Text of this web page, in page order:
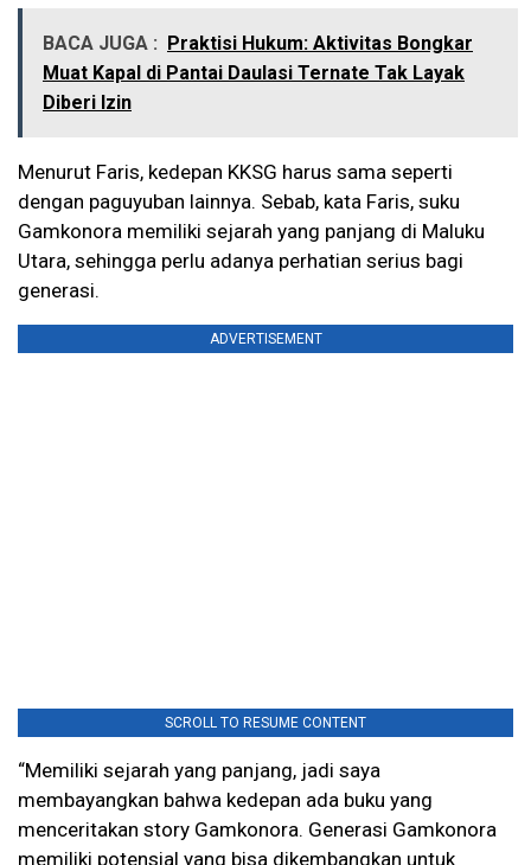
BACA JUGA : Praktisi Hukum: Aktivitas Bongkar
Muat Kapal di Pantai Daulasi Ternate Tak Layak
Diberi Izin
Menurut Faris, kedepan KKSG harus sama seperti
dengan paguyuban lainnya. Sebab, kata Faris, suku
Gamkonora memiliki sejarah yang panjang di Maluku
Utara, sehingga perlu adanya perhatian serius bagi
generasi.
ADVERTISEMENT
SCROLL TO RESUME CONTENT
“Memiliki sejarah yang panjang, jadi saya
membayangkan bahwa kedepan ada buku yang
menceritakan story Gamkonora. Generasi Gamkonora
memiliki potensial yang bisa dikembangkan untuk